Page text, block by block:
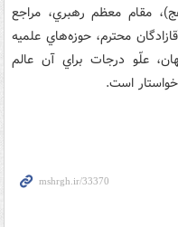
مقام معظم رهبري، مراجع
محترم، حوزه‌هاي علميه
علّو درجات براي آن عالم
خواستار است.